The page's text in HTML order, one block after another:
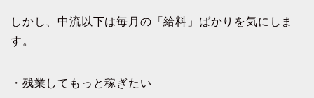
しかし、中流以下は毎月の「給料」ばかりを気にしま
す。
・残業してもっと稼ぎたい